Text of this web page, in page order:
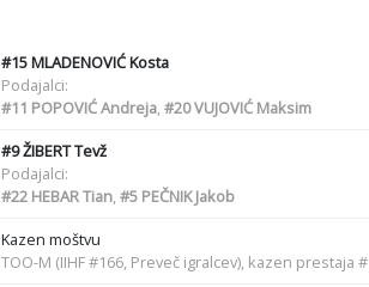
#15MLADENOVIĆ Kosta
Podajalci:
#11 POPOVIĆ Andreja,#20VUJOVIĆ Maksim
#9ŽIBERT Tevž
Podajalci:
#22HEBAR Tian,#5PEČNIK Jakob
Kazen moštvu
TOO-M (IIHF #166, Preveč igralcev), kazen prestaja